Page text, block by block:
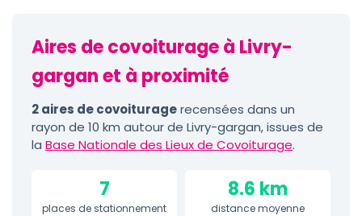
Aires de covoiturage à Livry-
gargan et à proximité
2 aires de covoituragerecensées dans un
rayon de 10 km autour de Livry-gargan, issues de
la Base Nationale des Lieux de Covoiturage.
7
places de stationnement
8.6 km
distance moyenne